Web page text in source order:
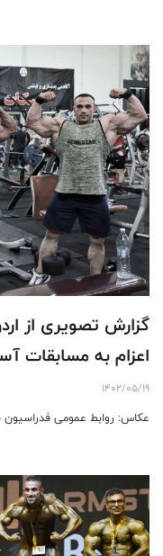
گزارش تصویری از
اعزام به مسابقات
1402/05/19
عکاس: روابط عمومی فدراسیون